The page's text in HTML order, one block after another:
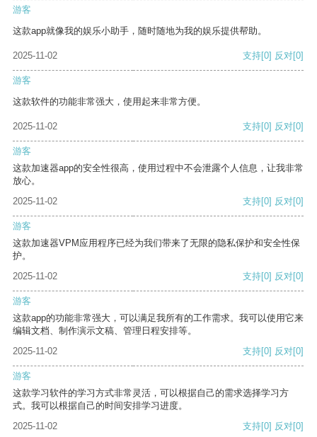
游客
这款app就像我的娱乐小助手，随时随地为我的娱乐提供帮助。
2025-11-02 支持[0] 反对[0]
游客
这款软件的功能非常强大，使用起来非常方便。
2025-11-02 支持[0] 反对[0]
游客
这款加速器app的安全性很高，使用过程中不会泄露个人信息，让我非常
放心。
2025-11-02
支持[0] 反对[0]
游客
这款加速器VPM应用程序已经为我们带来了无限的隐私保护和安全性保
护。
2025-11-02
支持[0] 反对[0]
游客
这款app的功能非常强大，可以满足我所有的工作需求。我可以使用它来
编辑文档、制作演示文稿、管理日程安排等。
2025-11-02
支持[0] 反对[0]
游客
这款学习软件的学习方式非常灵活，可以根据自己的需求选择学习方
式。我可以根据自己的时间安排学习进度。
2025-11-02
支持[0] 反对[0]